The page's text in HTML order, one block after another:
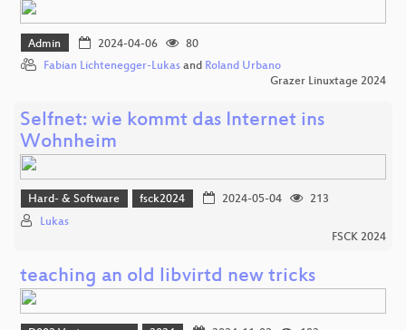
Admin 2024-04-06
80
Fabian Lichtenegger-Lukas and Roland Urbano
Grazer Linuxtage 2024
Selfnet: wie kommt das Internet ins
Wohnheim
Hard- & Software fsck2024 2024-05-04
213
Lukas
FSCK 2024
teaching an old libvirtd new tricks